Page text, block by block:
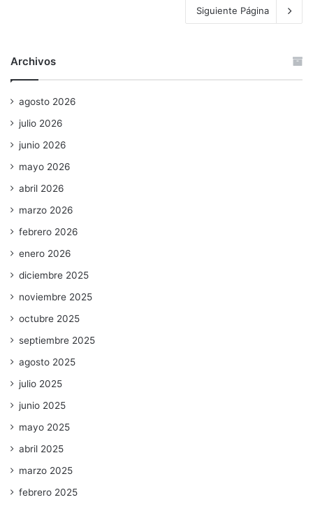
Siguiente Página
Archivos
agosto 2026
julio 2026
junio 2026
mayo 2026
abril 2026
marzo 2026
febrero 2026
enero 2026
diciembre 2025
noviembre 2025
octubre 2025
septiembre 2025
agosto 2025
julio 2025
junio 2025
mayo 2025
abril 2025
marzo 2025
febrero 2025